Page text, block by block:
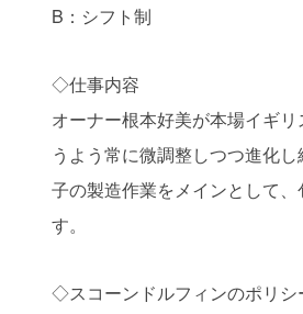
B：シフト制
◇仕事内容
オーナー根本好美が本場イギ
うよう常に微調整しつつ進化
子の製造作業をメインとして
す。
◇スコーンドルフィンのポリシ